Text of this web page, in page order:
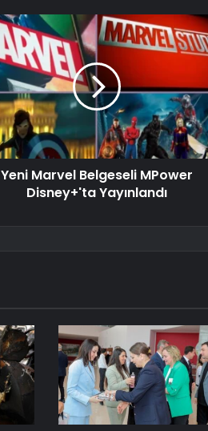
Yeni Marvel Belgeseli MPower
Disney+'ta Yayınlandı